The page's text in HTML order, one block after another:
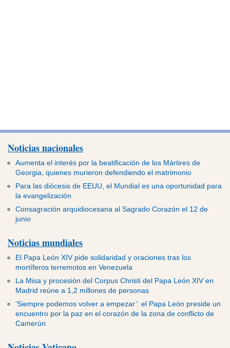
Noticias nacionales
Aumenta el interés por la beatificación de los Mártires de
Georgia, quienes murieron defendiendo el matrimonio
Para las diócesis de EEUU, el Mundial es una oportunidad para
la evangelización
Consagración arquidiocesana al Sagrado Corazón el 12 de
junio
Noticias mundiales
El Papa León XIV pide solidaridad y oraciones tras los
mortíferos terremotos en Venezuela
La Misa y procesión del Corpus Christi del Papa León XIV en
Madrid reúne a 1,2 millones de personas
‘Siempre podemos volver a empezar’: el Papa León preside un
encuentro por la paz en el corazón de la zona de conflicto de
Camerún